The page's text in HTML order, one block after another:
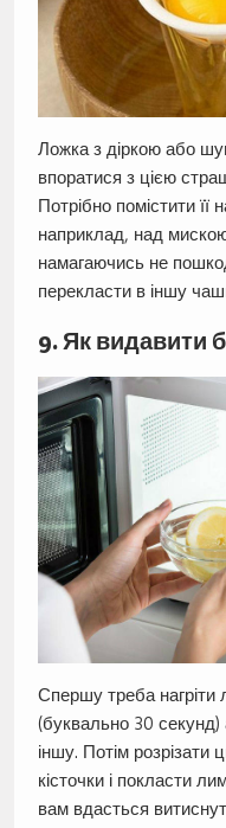
Ложка з діркою або
впоратися з цією
Потрібно помістити її
наприклад, над
намагаючись не
перекласти в іншу
9. Як видавити
Спершу треба нагріти
(буквально 30
іншу. Потім розрізати
кісточки і покласти
вам вдасться